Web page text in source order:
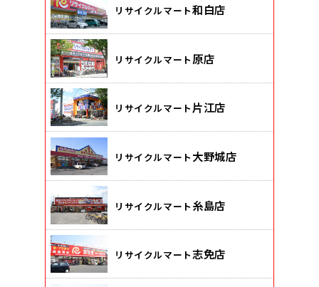
リサイクルマート和白店
リサイクルマート 原店
リサイクルマート片江店
リサイクルマート 大野城店
リサイクルマート 糸島店
リサイクルマート志免店